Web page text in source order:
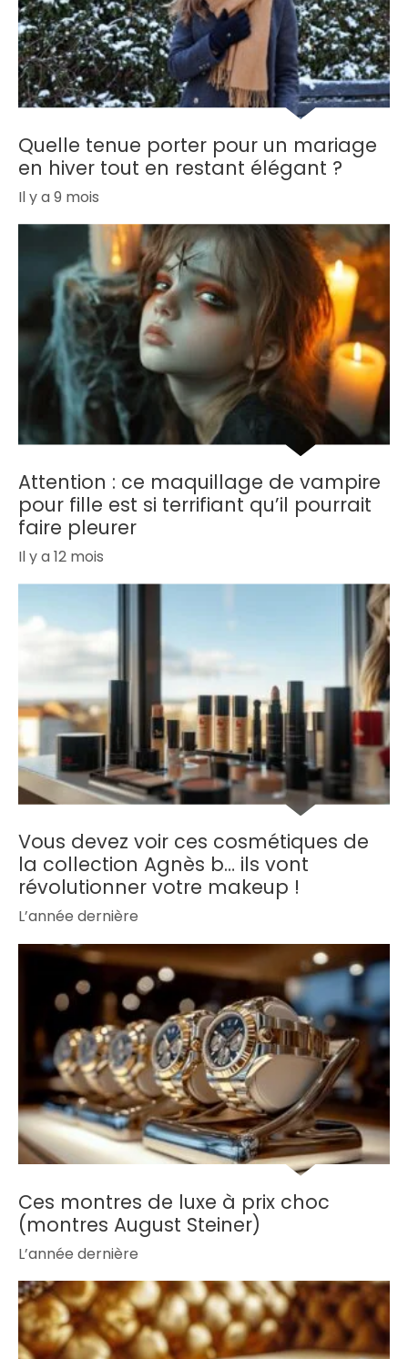
Quelle tenue porter pour un mariage
en hiver tout en restant élégant ?
Il y a 9 mois
Attention : ce maquillage de vampire
pour fille est si terrifiant qu’il pourrait
faire pleurer
Il y a 12 mois
Vous devez voir ces cosmétiques de
la collection Agnès b… ils vont
révolutionner votre makeup !
L’année dernière
Ces montres de luxe à prix choc
(montres August Steiner)
L’année dernière